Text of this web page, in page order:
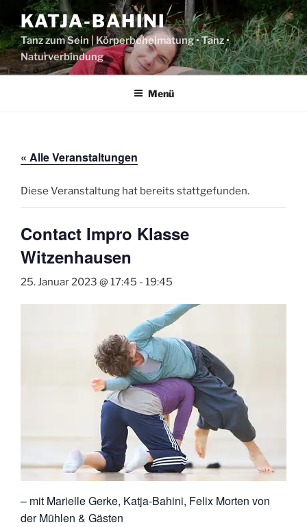
Inhalt
springen
KATJA-BAHINI
Tanz zum Sein | Körperbeheimatung • Tanz •
Naturverbindung
Menü
« Alle Veranstaltungen
Diese Veranstaltung hat bereits stattgefunden.
Contact Impro Klasse
Witzenhausen
25. Januar 2023 @ 17:45 - 19:45
– mit Marielle Gerke, Katja-Bahini, Felix Morten von
der Mühlen & Gästen